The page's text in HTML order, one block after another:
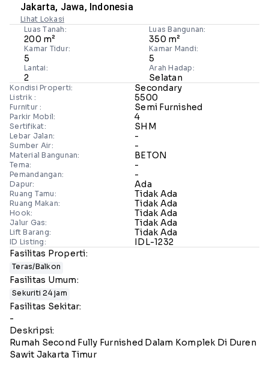
Jakarta, Jawa, Indonesia
Lihat Lokasi
Luas Tanah:
200 m²
Luas Bangunan:
350 m²
Kamar Tidur:
5
Kamar Mandi:
5
Lantai:
2
Arah Hadap:
Selatan
Kondisi Properti: Secondary
Listrik : 5500
Furnitur : Semi Furnished
Parkir Mobil: 4
Sertifikat: SHM
Lebar Jalan: -
Sumber Air: -
Material Bangunan: BETON
Tema: -
Pemandangan: -
Dapur: Ada
Ruang Tamu: Tidak Ada
Ruang Makan: Tidak Ada
Hook: Tidak Ada
Jalur Gas: Tidak Ada
Lift Barang: Tidak Ada
ID Listing:
IDL-1232
Fasilitas Properti:
Teras/Balkon
Fasilitas Umum:
Sekuriti 24 jam
Fasilitas Sekitar:
-
Deskripsi:
Rumah Second Fully Furnished Dalam Komplek Di Duren
Sawit Jakarta Timur